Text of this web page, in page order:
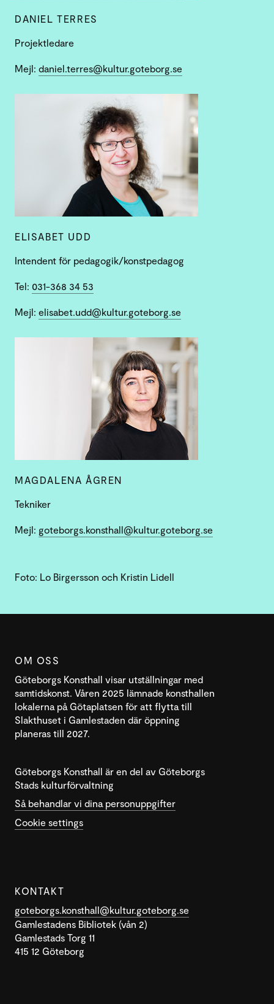
DANIEL TERRES
Projektledare
Mejl: daniel.terres@kultur.goteborg.se
ELISABET UDD
Intendent för pedagogik/konstpedagog
Tel: 031-368 34 53
Mejl: elisabet.udd@kultur.goteborg.se
MAGDALENA ÅGREN
Tekniker
Mejl: goteborgs.konsthall@kultur.goteborg.se
Foto: Lo Birgersson och Kristin Lidell
OM OSS
Göteborgs Konsthall visar utställningar med
samtidskonst. Våren 2025 lämnade konsthallen
lokalerna på Götaplatsen för att flytta till
Slakthuset i Gamlestaden där öppning
planeras till 2027.
Göteborgs Konsthall är en del av Göteborgs
Stads kulturförvaltning
Så behandlar vi dina personuppgifter
Cookie settings
KONTAKT
goteborgs.konsthall@kultur.goteborg.se
Gamlestadens Bibliotek (vån 2)
Gamlestads Torg 11
415 12 Göteborg